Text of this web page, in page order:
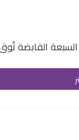
السبعة القابضة